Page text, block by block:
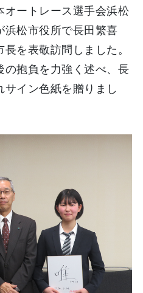
オートレース選手会浜松
浜松市役所で長田繁喜
を表敬訪問しました。
の抱負を力強く述べ、長
サイン色紙を贈りまし